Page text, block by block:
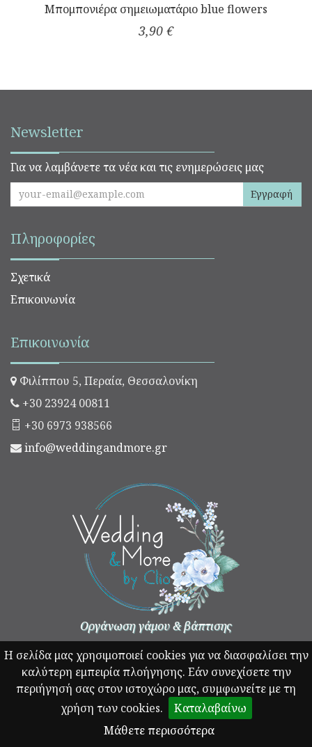
Η σελίδα μας χρησιμοποιεί cookies για να διασφαλίσει την
καλύτερη εμπειρία πλοήγησης. Εάν συνεχίσετε την
περιήγησή σας στον ιστοχώρο μας, συμφωνείτε με τη
χρήση των cookies.
Καταλαβαίνω
Μάθετε περισσότερα
Μπομπονιέρα σημειωματάριο blue flowers
3,90 €
Newsletter
Για να λαμβάνετε τα νέα και τις ενημερώσεις μας
Εγγραφή
Πληροφορίες
Σχετικά
Επικοινωνία
Επικοινωνία
Φιλίππου 5, Περαία, Θεσσαλονίκη
+30 23924 00811
+30 6973 938566
info@weddingandmore.gr
Οργάνωση γάμου & βάπτισης
© Copyright 2026 - weddingandmore.gr All rights reserved
Designed and developed byNetApps Ltd